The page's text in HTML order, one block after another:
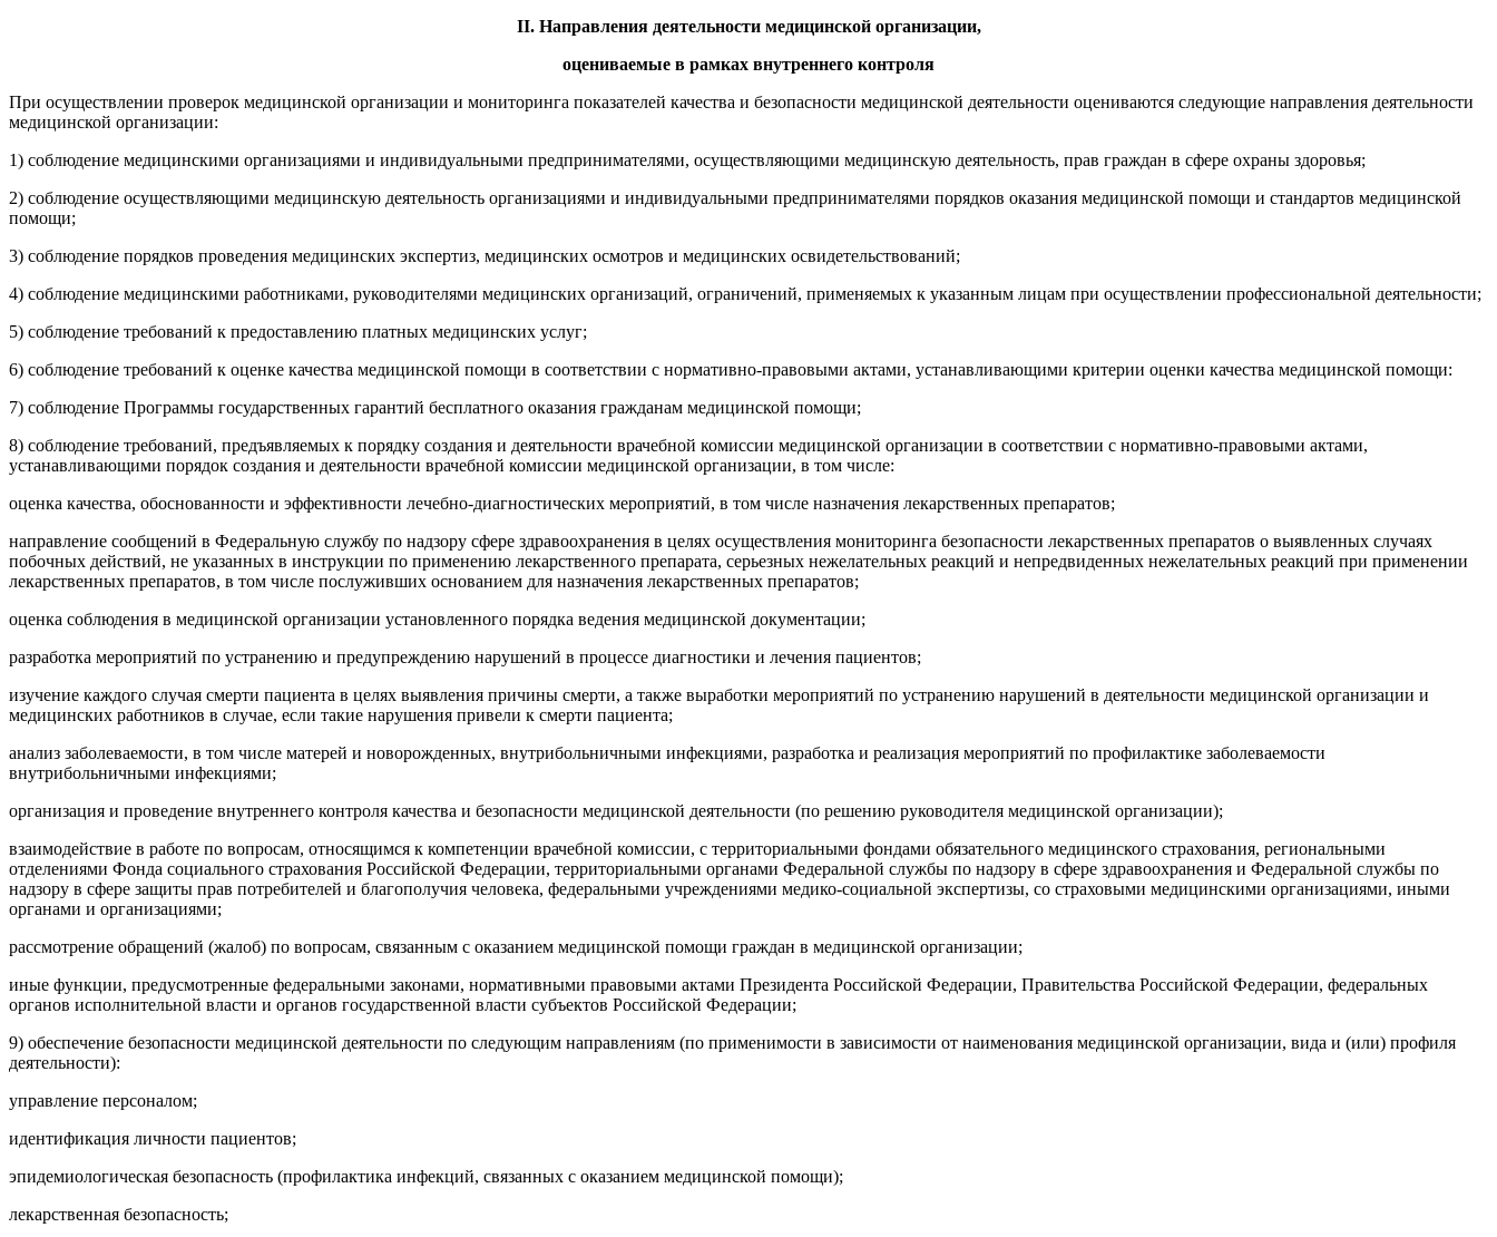
II. Направления деятельности медицинской организации,
оцениваемые в рамках внутреннего контроля
При осуществлении проверок медицинской организации и мониторинга показателей качества и безопасности медицинской деятельности оцениваются следующие направления деятельности
медицинской организации:
1) соблюдение медицинскими организациями и индивидуальными предпринимателями, осуществляющими медицинскую деятельность, прав граждан в сфере охраны здоровья;
2) соблюдение осуществляющими медицинскую деятельность организациями и индивидуальными предпринимателями порядков оказания медицинской помощи и стандартов медицинской
помощи;
3) соблюдение порядков проведения медицинских экспертиз, медицинских осмотров и медицинских освидетельствований;
4) соблюдение медицинскими работниками, руководителями медицинских организаций, ограничений, применяемых к указанным лицам при осуществлении профессиональной деятельности;
5) соблюдение требований к предоставлению платных медицинских услуг;
6) соблюдение требований к оценке качества медицинской помощи в соответствии с нормативно-правовыми актами, устанавливающими критерии оценки качества медицинской помощи:
7) соблюдение Программы государственных гарантий бесплатного оказания гражданам медицинской помощи;
8) соблюдение требований, предъявляемых к порядку создания и деятельности врачебной комиссии медицинской организации в соответствии с нормативно-правовыми актами,
устанавливающими порядок создания и деятельности врачебной комиссии медицинской организации, в том числе:
оценка качества, обоснованности и эффективности лечебно-диагностических мероприятий, в том числе назначения лекарственных препаратов;
направление сообщений в Федеральную службу по надзору сфере здравоохранения в целях осуществления мониторинга безопасности лекарственных препаратов о выявленных случаях
побочных действий, не указанных в инструкции по применению лекарственного препарата, серьезных нежелательных реакций и непредвиденных нежелательных реакций при применении
лекарственных препаратов, в том числе послуживших основанием для назначения лекарственных препаратов;
оценка соблюдения в медицинской организации установленного порядка ведения медицинской документации;
разработка мероприятий по устранению и предупреждению нарушений в процессе диагностики и лечения пациентов;
изучение каждого случая смерти пациента в целях выявления причины смерти, а также выработки мероприятий по устранению нарушений в деятельности медицинской организации и
медицинских работников в случае, если такие нарушения привели к смерти пациента;
анализ заболеваемости, в том числе матерей и новорожденных, внутрибольничными инфекциями, разработка и реализация мероприятий по профилактике заболеваемости
внутрибольничными инфекциями;
организация и проведение внутреннего контроля качества и безопасности медицинской деятельности (по решению руководителя медицинской организации);
взаимодействие в работе по вопросам, относящимся к компетенции врачебной комиссии, с территориальными фондами обязательного медицинского страхования, региональными
отделениями Фонда социального страхования Российской Федерации, территориальными органами Федеральной службы по надзору в сфере здравоохранения и Федеральной службы по
надзору в сфере защиты прав потребителей и благополучия человека, федеральными учреждениями медико-социальной экспертизы, со страховыми медицинскими организациями, иными
органами и организациями;
рассмотрение обращений (жалоб) по вопросам, связанным с оказанием медицинской помощи граждан в медицинской организации;
иные функции, предусмотренные федеральными законами, нормативными правовыми актами Президента Российской Федерации, Правительства Российской Федерации, федеральных
органов исполнительной власти и органов государственной власти субъектов Российской Федерации;
9) обеспечение безопасности медицинской деятельности по следующим направлениям (по применимости в зависимости от наименования медицинской организации, вида и (или) профиля
деятельности):
управление персоналом;
идентификация личности пациентов;
эпидемиологическая безопасность (профилактика инфекций, связанных с оказанием медицинской помощи);
лекарственная безопасность;